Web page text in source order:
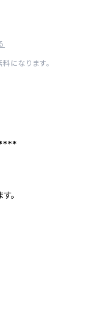
になります。
。